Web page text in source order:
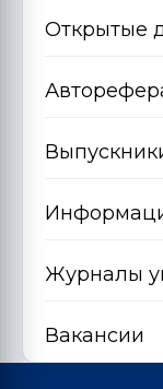
Открытые
Журналы
Вакансии